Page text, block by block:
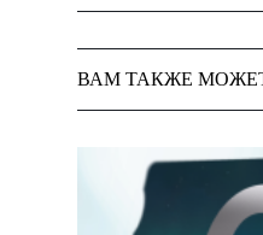
ВАМ ТАКЖЕ